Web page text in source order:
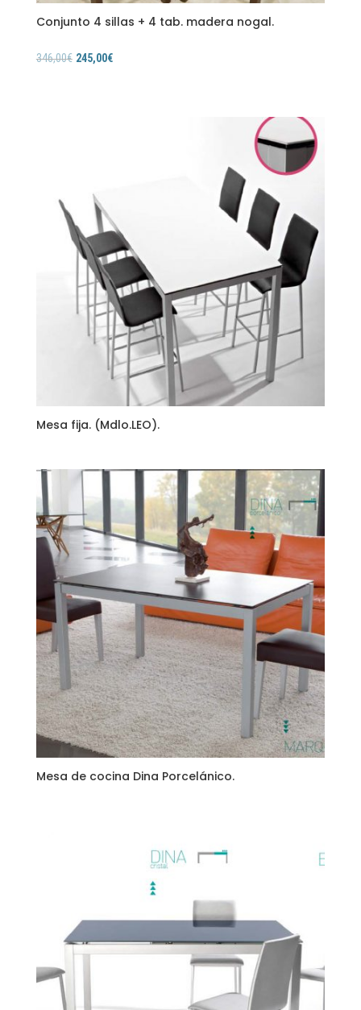
Conjunto 4 sillas + 4 tab. madera nogal.
346,00€ 245,00€
Mesa fija. (Mdlo.LEO).
Mesa de cocina Dina Porcelánico.